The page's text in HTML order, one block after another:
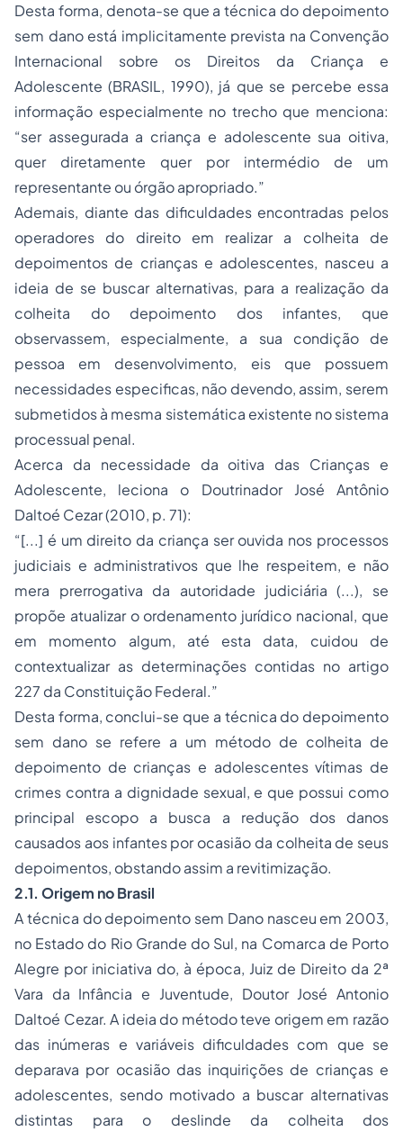
Desta forma, denota-se que a técnica do depoimento
sem dano está implicitamente prevista na Convenção
Internacional sobre os Direitos da Criança e
Adolescente (BRASIL, 1990), já que se percebe essa
informação especialmente no trecho que menciona:
“ser assegurada a criança e adolescente sua oitiva,
quer diretamente quer por intermédio de um
representante ou órgão apropriado.”
Ademais, diante das dificuldades encontradas pelos
operadores do direito em realizar a colheita de
depoimentos de crianças e adolescentes, nasceu a
ideia de se buscar alternativas, para a realização da
colheita do depoimento dos infantes, que
observassem, especialmente, a sua condição de
pessoa em desenvolvimento, eis que possuem
necessidades especificas, não devendo, assim, serem
submetidos à mesma sistemática existente no sistema
processual penal.
Acerca da necessidade da oitiva das Crianças e
Adolescente, leciona o Doutrinador José Antônio
Daltoé Cezar (2010, p. 71):
“[...] é um direito da criança ser ouvida nos processos
judiciais e administrativos que lhe respeitem, e não
mera prerrogativa da autoridade judiciária (...), se
propõe atualizar o ordenamento jurídico nacional, que
em momento algum, até esta data, cuidou de
contextualizar as determinações contidas no artigo
227 da Constituição Federal.”
Desta forma, conclui-se que a técnica do depoimento
sem dano se refere a um método de colheita de
depoimento de crianças e adolescentes vítimas de
crimes contra a dignidade sexual, e que possui como
principal escopo a busca a redução dos danos
causados aos infantes por ocasião da colheita de seus
depoimentos, obstando assim a revitimização.
2.1. Origem no Brasil
A técnica do depoimento sem Dano nasceu em 2003,
no Estado do Rio Grande do Sul, na Comarca de Porto
Alegre por iniciativa do, à época, Juiz de Direito da 2ª
Vara da Infância e Juventude, Doutor José Antonio
Daltoé Cezar. A ideia do método teve origem em razão
das inúmeras e variáveis dificuldades com que se
deparava por ocasião das inquirições de crianças e
adolescentes, sendo motivado a buscar alternativas
distintas para o deslinde da colheita dos